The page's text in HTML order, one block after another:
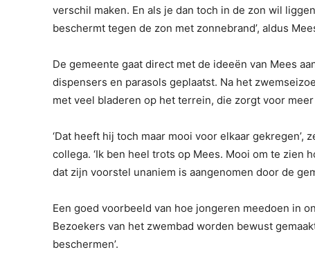
verschil maken. En als je dan toch in de zon wil
beschermt tegen de zon met zonnebrand’, aldus
De gemeente gaat direct met de ideeën van Mees
dispensers en parasols geplaatst. Na het
met veel bladeren op het terrein, die zorgt voor meer
‘Dat heeft hij toch maar mooi voor elkaar
collega. ‘Ik ben heel trots op Mees. Mooi om te
dat zijn voorstel unaniem is aangenomen door de
Een goed voorbeeld van hoe jongeren meedoen in
Bezoekers van het zwembad worden bewust
beschermen’.